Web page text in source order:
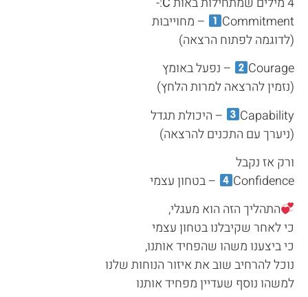
Commitment
– מחוייבות
(לדוגמה לפתוח הרצאה)
Courage
– נפעל באומץ
(נזמין להרצאה למרות הלחץ)
Capability
– היכולת תגדל
(ניערך עם התכנים להרצאה)
ורק אז נקבל
Confidence
– בטחון עצמי
התהליך הזה הוא מעגלי,
כי לאחר שקיבלנו בטחון עצמי
כי ביצענו משהו שהפחיד אותנו,
נוכל להרחיב שוב את איזור הנוחות שלנו
למשהו נוסף שעדיין מפחיד אותנו